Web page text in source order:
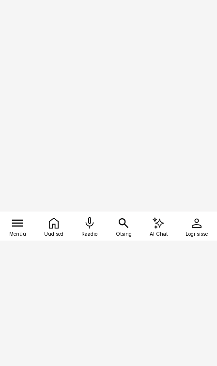
Menüü Uudised Raadio Otsing AI Chat Logi sisse